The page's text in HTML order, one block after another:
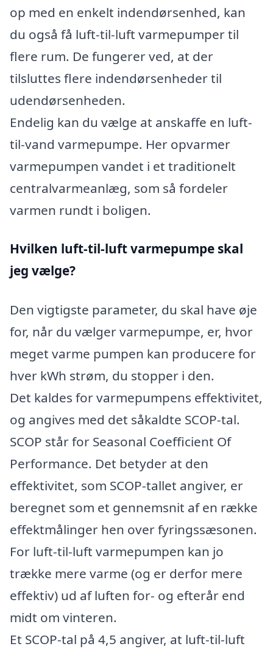
op med en enkelt indendørsenhed, kan
du også få luft-til-luft varmepumper til
flere rum. De fungerer ved, at der
tilsluttes flere indendørsenheder til
udendørsenheden.
Endelig kan du vælge at anskaffe en luft-
til-vand varmepumpe. Her opvarmer
varmepumpen vandet i et traditionelt
centralvarmeanlæg, som så fordeler
varmen rundt i boligen.
Hvilken luft-til-luft varmepumpe skal
jeg vælge?
Den vigtigste parameter, du skal have øje
for, når du vælger varmepumpe, er, hvor
meget varme pumpen kan producere for
hver kWh strøm, du stopper i den.
Det kaldes for varmepumpens effektivitet,
og angives med det såkaldte SCOP-tal.
SCOP står for Seasonal Coefficient Of
Performance. Det betyder at den
effektivitet, som SCOP-tallet angiver, er
beregnet som et gennemsnit af en række
effektmålinger hen over fyringssæsonen.
For luft-til-luft varmepumpen kan jo
trække mere varme (og er derfor mere
effektiv) ud af luften for- og efterår end
midt om vinteren.
Et SCOP-tal på 4,5 angiver, at luft-til-luft